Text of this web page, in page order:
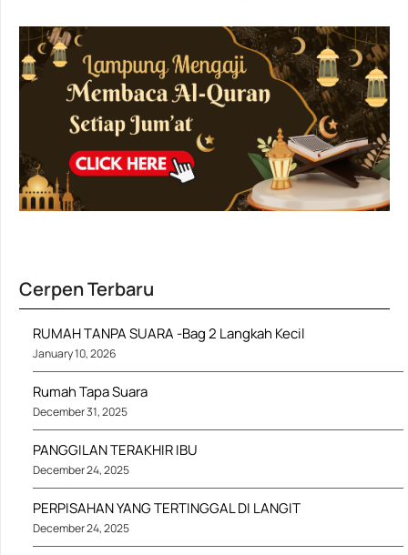
Cerpen Terbaru
RUMAH TANPA SUARA -Bag 2 Langkah Kecil
January 10, 2026
Rumah Tapa Suara
December 31, 2025
PANGGILAN TERAKHIR IBU
December 24, 2025
PERPISAHAN YANG TERTINGGAL DI LANGIT
December 24, 2025